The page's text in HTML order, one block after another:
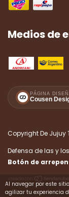
Al navegar por este sitio
agilizar tu experiencia
Medios de
PÁGINA
Cousen
Copyright De Jujuy
Defensa de las y
Botón de